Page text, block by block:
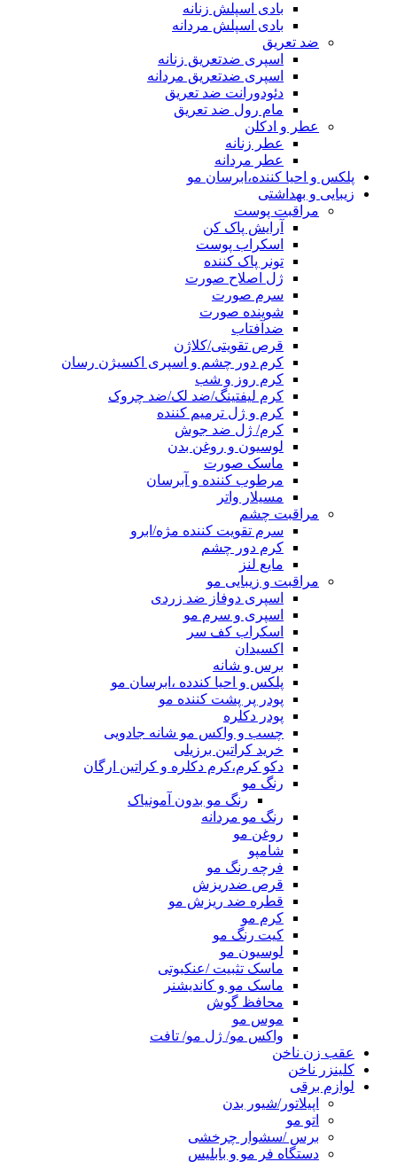
بادی اسپلش زنانه
بادی اسپلش مردانه
ضد تعریق
اسپری ضدتعریق زنانه
اسپری ضدتعریق مردانه
دئودورانت ضد تعریق
مام رول ضد تعریق
عطر و ادکلن
عطر زنانه
عطر مردانه
پلکس و احیا کننده،ابرسان مو
زیبایی و بهداشتی
مراقبت پوست
آرایش پاک کن
اسکراب پوست
تونر پاک کننده
ژل اصلاح صورت
سرم صورت
شوینده صورت
ضدآفتاب
قرص تقویتی/کلاژن
کرم دور چشم و اسپری اکسیژن رسان
کرم روز و شب
کرم لیفتینگ/ضد لک/ضد چروک
کرم و ژل ترمیم کننده
کرم/ ژل ضد جوش
لوسیون و روغن بدن
ماسک صورت
مرطوب کننده و آبرسان
مسیلار واتر
مراقبت چشم
سرم تقویت کننده مژه/ابرو
کرم دور چشم
مایع لنز
مراقبت و زیبایی مو
اسپری دوفاز ضد زردی
اسپری و سرم مو
اسکراب کف سر
اکسیدان
برس و شانه
پلکس و احیا کندده ،ابرسان مو
پودر پر پشت کننده مو
پودر دکلره
چسب و واکس مو شانه جادویی
خرید کراتین برزیلی
دکو کرم،کرم دکلره و کراتین ارگان
رنگ مو
رنگ مو بدون آمونیاک
رنگ مو مردانه
روغن مو
شامپو
فرچه رنگ مو
قرص ضدریزش
قطره ضد ریزش مو
کرم مو
کیت رنگ مو
لوسیون مو
ماسک تثبیت /عنکبوتی
ماسک مو و کاندیشنر
محافظ گوش
موس مو
واکس مو/ ژل مو/ تافت
عقب زن ناخن
کلینزر ناخن
لوازم برقی
اپیلاتور/شیور بدن
اتو مو
برس /سشوار چرخشی
دستگاه فر مو و بابلیس